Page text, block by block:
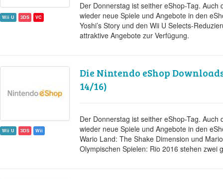
Wii U 3DS VC
Der Donnerstag ist seither eShop-Tag. Auch
wieder neue Spiele und Angebote in den
Yoshi’s Story und den Wii U Selects-
attraktive Angebote zur Verfügung.
Wii U 3DS Wii
Die Nintendo eShop
14/16)
Der Donnerstag ist seither eShop-Tag. Auch
wieder neue Spiele und Angebote in den
Wario Land: The Shake Dimension und
Olympischen Spielen: Rio 2016 stehen zwei